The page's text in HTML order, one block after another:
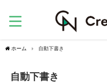
ホーム 自動下書き
自動下書き